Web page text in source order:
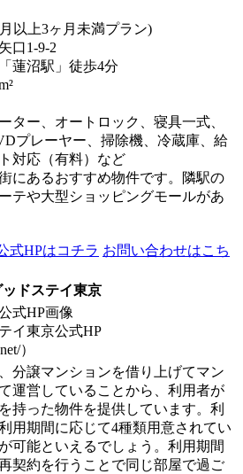
月以上3ヶ月未満プラン)
口1-9-2
蓮沼駅」徒歩4分
ター、オートロック、寝具一式、
プレーヤー、掃除機、冷蔵庫、給
対応（有料）など
にあるおすすめ物件です。隣駅の
テや大型ショッピングモールがあ
式HPはコチラ お問い合わせはこち
ッドステイ東京
イ東京公式HP
）
分譲マンションを借り上げてマン
運営していることから、利用者が
持った物件を提供しています。利
用期間に応じて4種類用意されてい
可能といえるでしょう。利用期間
契約を行うことで同じ部屋で過ご